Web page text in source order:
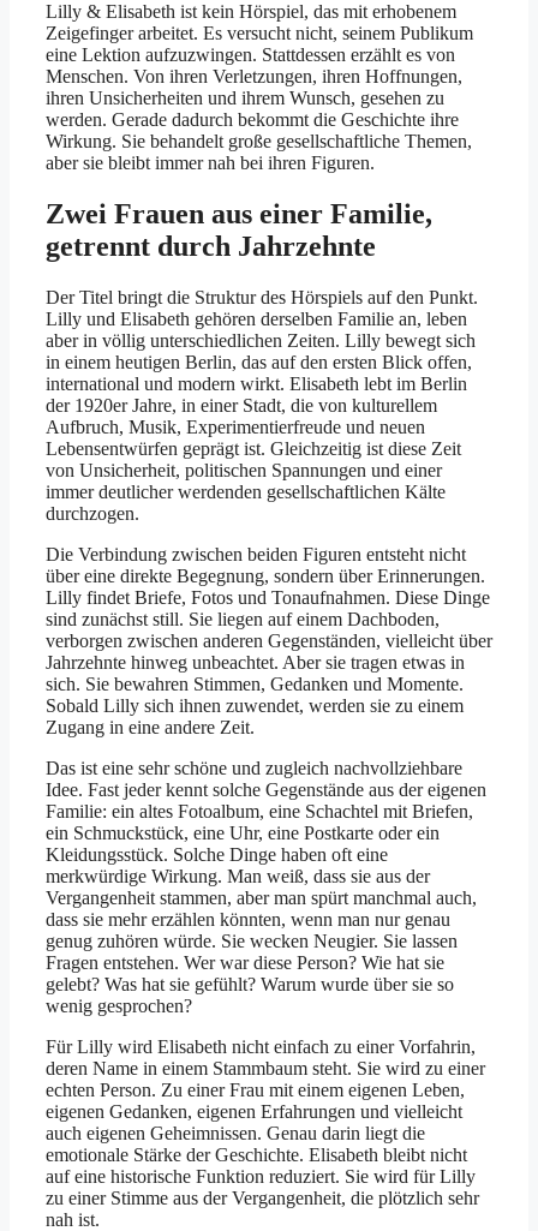
Lilly & Elisabeth ist kein Hörspiel, das mit erhobenem
Zeigefinger arbeitet. Es versucht nicht, seinem Publikum
eine Lektion aufzuzwingen. Stattdessen erzählt es von
Menschen. Von ihren Verletzungen, ihren Hoffnungen,
ihren Unsicherheiten und ihrem Wunsch, gesehen zu
werden. Gerade dadurch bekommt die Geschichte ihre
Wirkung. Sie behandelt große gesellschaftliche Themen,
aber sie bleibt immer nah bei ihren Figuren.
Zwei Frauen aus einer Familie,
getrennt durch Jahrzehnte
Der Titel bringt die Struktur des Hörspiels auf den Punkt.
Lilly und Elisabeth gehören derselben Familie an, leben
aber in völlig unterschiedlichen Zeiten. Lilly bewegt sich
in einem heutigen Berlin, das auf den ersten Blick offen,
international und modern wirkt. Elisabeth lebt im Berlin
der 1920er Jahre, in einer Stadt, die von kulturellem
Aufbruch, Musik, Experimentierfreude und neuen
Lebensentwürfen geprägt ist. Gleichzeitig ist diese Zeit
von Unsicherheit, politischen Spannungen und einer
immer deutlicher werdenden gesellschaftlichen Kälte
durchzogen.
Die Verbindung zwischen beiden Figuren entsteht nicht
über eine direkte Begegnung, sondern über Erinnerungen.
Lilly findet Briefe, Fotos und Tonaufnahmen. Diese Dinge
sind zunächst still. Sie liegen auf einem Dachboden,
verborgen zwischen anderen Gegenständen, vielleicht über
Jahrzehnte hinweg unbeachtet. Aber sie tragen etwas in
sich. Sie bewahren Stimmen, Gedanken und Momente.
Sobald Lilly sich ihnen zuwendet, werden sie zu einem
Zugang in eine andere Zeit.
Das ist eine sehr schöne und zugleich nachvollziehbare
Idee. Fast jeder kennt solche Gegenstände aus der eigenen
Familie: ein altes Fotoalbum, eine Schachtel mit Briefen,
ein Schmuckstück, eine Uhr, eine Postkarte oder ein
Kleidungsstück. Solche Dinge haben oft eine
merkwürdige Wirkung. Man weiß, dass sie aus der
Vergangenheit stammen, aber man spürt manchmal auch,
dass sie mehr erzählen könnten, wenn man nur genau
genug zuhören würde. Sie wecken Neugier. Sie lassen
Fragen entstehen. Wer war diese Person? Wie hat sie
gelebt? Was hat sie gefühlt? Warum wurde über sie so
wenig gesprochen?
Für Lilly wird Elisabeth nicht einfach zu einer Vorfahrin,
deren Name in einem Stammbaum steht. Sie wird zu einer
echten Person. Zu einer Frau mit einem eigenen Leben,
eigenen Gedanken, eigenen Erfahrungen und vielleicht
auch eigenen Geheimnissen. Genau darin liegt die
emotionale Stärke der Geschichte. Elisabeth bleibt nicht
auf eine historische Funktion reduziert. Sie wird für Lilly
zu einer Stimme aus der Vergangenheit, die plötzlich sehr
nah ist.